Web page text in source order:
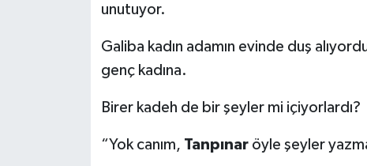
unutuyor.
Galiba kadın adamın evinde duş
genç kadına.
Birer kadeh de bir şeyler mi içiyorlardı?
“Yok canım, Tanpınaröyle şeyler